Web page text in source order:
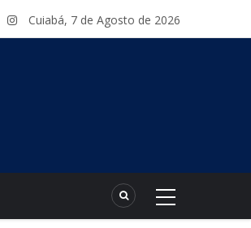
Cuiabá, 7 de Agosto de 2026